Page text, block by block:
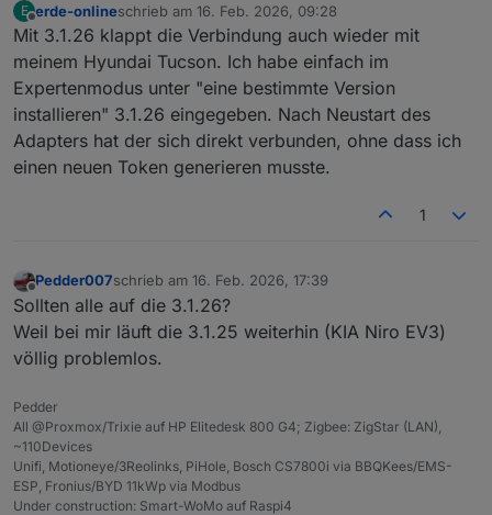
E
Offline
erde-onlineschrieb am 16. Feb. 2026, 09:28
zuletzt editiert von
Mit 3.1.26 klappt die Verbindung auch wieder mit
meinem Hyundai Tucson. Ich habe einfach im
Expertenmodus unter "eine bestimmte Version
installieren" 3.1.26 eingegeben. Nach Neustart des
Adapters hat der sich direkt verbunden, ohne dass ich
einen neuen Token generieren musste.
1
Offline
Pedder007schrieb am 16. Feb. 2026, 17:39
zuletzt editiert von
Sollten alle auf die 3.1.26?
Weil bei mir läuft die 3.1.25 weiterhin (KIA Niro EV3)
völlig problemlos.
Pedder
All @Proxmox/Trixie auf HP Elitedesk 800 G4; Zigbee: ZigStar (LAN),
~110Devices
Unifi, Motioneye/3Reolinks, PiHole, Bosch CS7800i via BBQKees/EMS-
ESP, Fronius/BYD 11kWp via Modbus
Under construction: Smart-WoMo auf Raspi4